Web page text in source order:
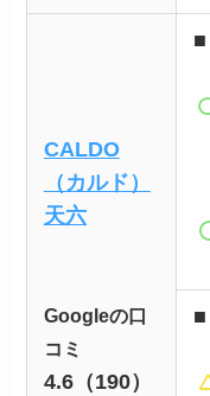
CALDO
（カルド）
天六
Googleの口
コミ
4.6（190）
■
■